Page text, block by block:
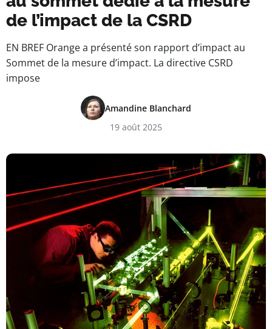
de l’impact de la CSRD
EN BREF Orange a présenté son rapport d’impact au
Sommet de la mesure d’impact. La directive CSRD
impose
Amandine Blanchard
19 août 2025